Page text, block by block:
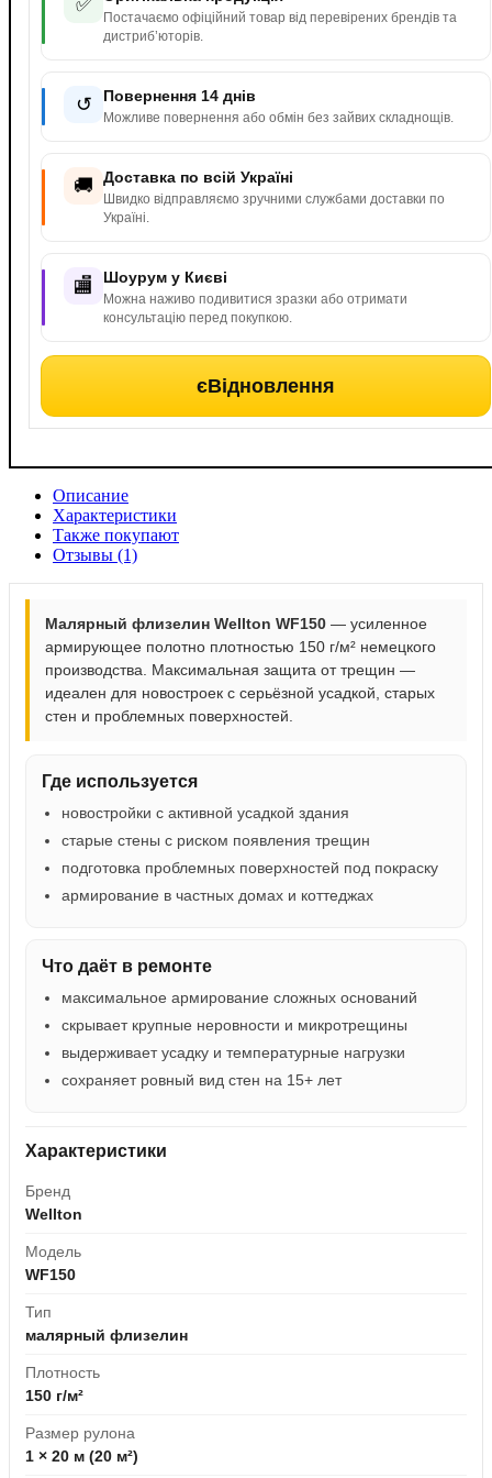
Постачаємо офіційний товар від перевірених брендів та
дистриб’юторів.
↺ Повернення 14 днів
Можливе повернення або обмін без зайвих складнощів.
🚚 Доставка по всій Україні
Швидко відправляємо зручними службами доставки по
Україні.
🏬 Шоурум у Києві
Можна наживо подивитися зразки або отримати
консультацію перед покупкою.
єВідновлення
Описание
Характеристики
Также покупают
Отзывы (1)
Малярный флизелин Wellton WF150 — усиленное
армирующее полотно плотностью 150 г/м² немецкого
производства. Максимальная защита от трещин —
идеален для новостроек с серьёзной усадкой, старых
стен и проблемных поверхностей.
Где используется
новостройки с активной усадкой здания
старые стены с риском появления трещин
подготовка проблемных поверхностей под покраску
армирование в частных домах и коттеджах
Что даёт в ремонте
максимальное армирование сложных оснований
скрывает крупные неровности и микротрещины
выдерживает усадку и температурные нагрузки
сохраняет ровный вид стен на 15+ лет
Характеристики
Бренд
Wellton
Модель
WF150
Тип
малярный флизелин
Плотность
150 г/м²
Размер рулона
1 × 20 м (20 м²)